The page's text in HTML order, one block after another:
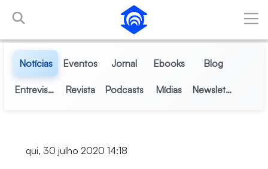
Pular para o Conteúdo principal
Notícias Eventos Jornal Ebooks Blog
Entrevistas Revista Podcasts Mídias Newsletter
qui, 30 julho 2020 14:18